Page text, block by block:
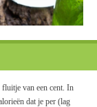
van een cent. In
dat je per (lag